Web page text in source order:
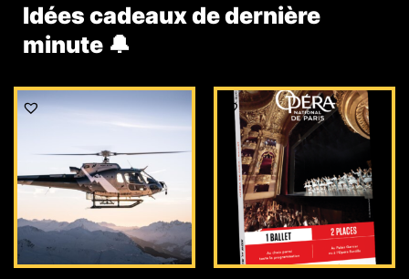
Idées cadeaux de dernière
minute 🔔